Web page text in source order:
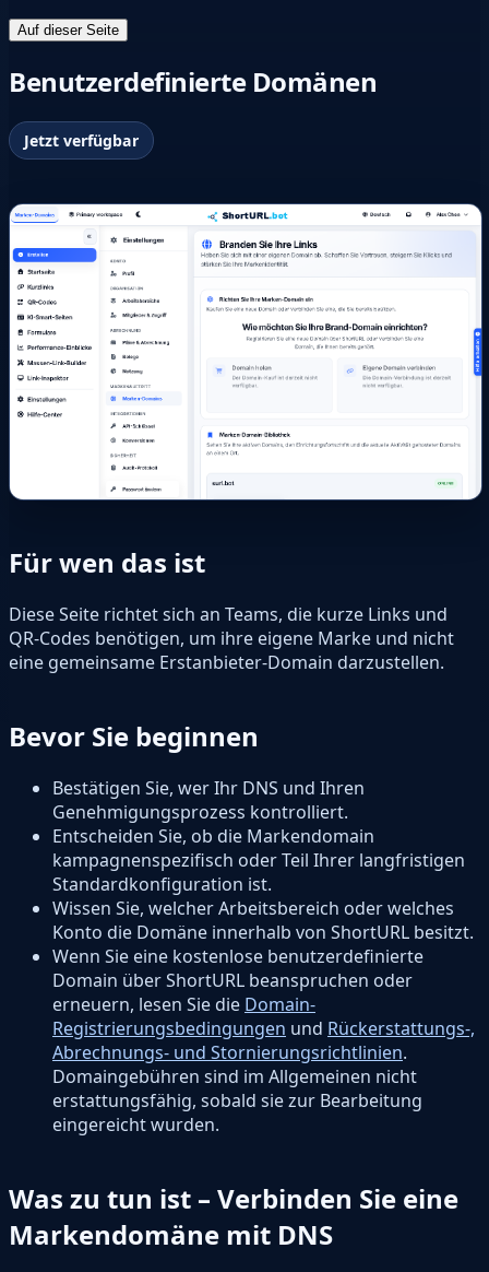
Auf dieser Seite
Benutzerdefinierte Domänen
Jetzt verfügbar
Für wen das ist
Diese Seite richtet sich an Teams, die kurze Links und
QR-Codes benötigen, um ihre eigene Marke und nicht
eine gemeinsame Erstanbieter-Domain darzustellen.
Bevor Sie beginnen
Bestätigen Sie, wer Ihr DNS und Ihren
Genehmigungsprozess kontrolliert.
Entscheiden Sie, ob die Markendomain
kampagnenspezifisch oder Teil Ihrer langfristigen
Standardkonfiguration ist.
Wissen Sie, welcher Arbeitsbereich oder welches
Konto die Domäne innerhalb von ShortURL besitzt.
Wenn Sie eine kostenlose benutzerdefinierte
Domain über ShortURL beanspruchen oder
erneuern, lesen Sie die Domain-
Registrierungsbedingungen und Rückerstattungs-,
Abrechnungs- und Stornierungsrichtlinien.
Domaingebühren sind im Allgemeinen nicht
erstattungsfähig, sobald sie zur Bearbeitung
eingereicht wurden.
Was zu tun ist – Verbinden Sie eine
Markendomäne mit DNS